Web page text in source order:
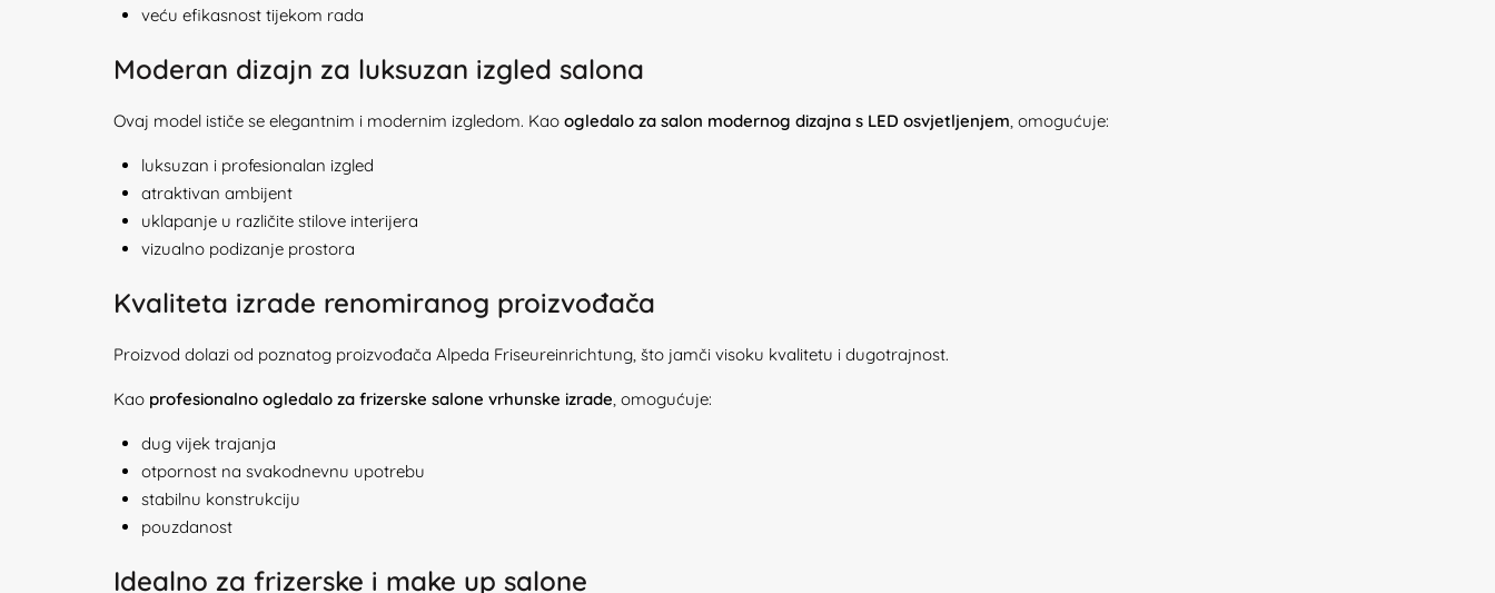
veću efikasnost tijekom rada
Moderan dizajn za luksuzan izgled salona
Ovaj model ističe se elegantnim i modernim izgledom. Kao ogledalo za salon modernog dizajna s LED osvjetljenjem, omogućuje:
luksuzan i profesionalan izgled
atraktivan ambijent
uklapanje u različite stilove interijera
vizualno podizanje prostora
Kvaliteta izrade renomiranog proizvođača
Proizvod dolazi od poznatog proizvođača Alpeda Friseureinrichtung, što jamči visoku kvalitetu i dugotrajnost.
Kao profesionalno ogledalo za frizerske salone vrhunske izrade, omogućuje:
dug vijek trajanja
otpornost na svakodnevnu upotrebu
stabilnu konstrukciju
pouzdanost
Idealno za frizerske i make up salone